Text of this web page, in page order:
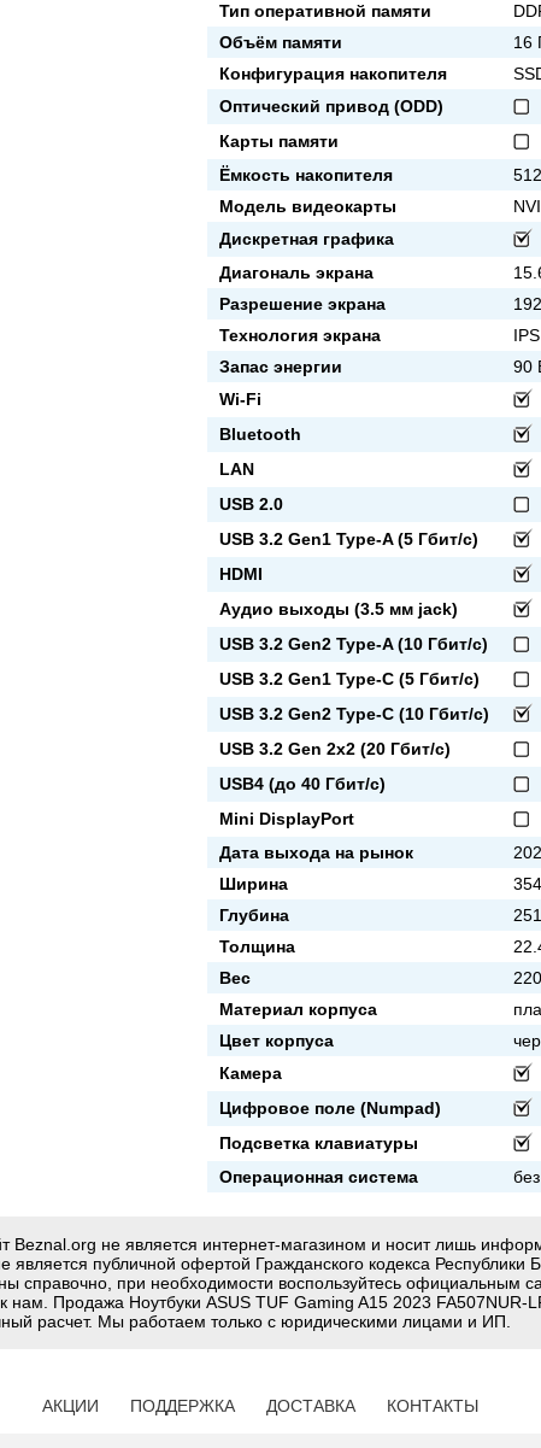
Тип оперативной памяти
Объём памяти
16
Конфигурация накопителя
Оптический привод (ODD)
Карты памяти
Ёмкость накопителя
Модель видеокарты
Дискретная графика
Диагональ экрана
Разрешение экрана
Технология экрана
IPS
Запас энергии
90
Wi-Fi
Bluetooth
LAN
USB 2.0
USB 3.2 Gen1 Type-A (5 Гбит/с)
HDMI
Аудио выходы (3.5 мм jack)
USB 3.2 Gen2 Type-A (10 Гбит/с)
USB 3.2 Gen1 Type-C (5 Гбит/с)
USB 3.2 Gen2 Type-C (10 Гбит/с)
USB 3.2 Gen 2x2 (20 Гбит/с)
USB4 (до 40 Гбит/с)
Mini DisplayPort
Дата выхода на рынок
Ширина
Глубина
Толщина
Вес
Материал корпуса
Цвет корпуса
Камера
Цифровое поле (Numpad)
Подсветка клавиатуры
Операционная система
Beznal.org не является интернет-магазином и носит лишь
является публичной офертой Гражданского кодекса Республики
справочно, при необходимости воспользуйтесь официальным
нам. Продажа Ноутбуки ASUS TUF Gaming A15 2023 FA507NUR-
расчет. Мы работаем только с юридическими лицами и ИП.
АКЦИИ ПОДДЕРЖКА ДОСТАВКА КОНТАКТЫ